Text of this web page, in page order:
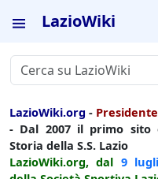
LazioWiki
LazioWiki.org -
- Dal 2007 il primo sito
Storia della S.S. Lazio
LazioWiki.org, dal 9